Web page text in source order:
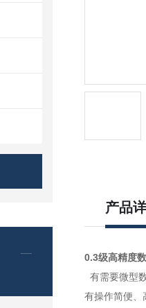
产品
0.3级高精度
有需要微型
有操作简便